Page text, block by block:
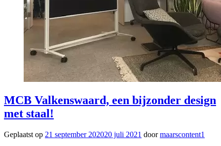
MCB Valkenswaard, een bijzonder design
met staal!
Geplaatst op 21 september 202020 juli 2021 doormaarscontent1